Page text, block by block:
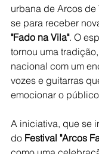
urbana de Arcos
se para receber
"Fado na Vila". O
tornou uma
nacional com um
vozes e guitarras
emocionar o
A iniciativa, que se
do Festival "Arcos